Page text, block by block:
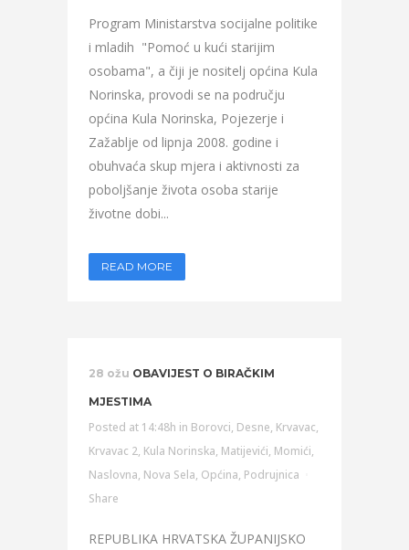
Program Ministarstva socijalne politike
i mladih "Pomoć u kući starijim
osobama", a čiji je nositelj općina Kula
Norinska, provodi se na području
općina Kula Norinska, Pojezerje i
Zažablje od lipnja 2008. godine i
obuhvaća skup mjera i aktivnosti za
poboljšanje života osoba starije
životne dobi...
READ MORE
28 ožu OBAVIJEST O BIRAČKIM
MJESTIMA
Posted at 14:48h in Borovci, Desne, Krvavac,
Krvavac 2, Kula Norinska, Matijevići, Momići,
Naslovna, Nova Sela, Općina, Podrujnica
Share
REPUBLIKA HRVATSKA ŽUPANIJSKO